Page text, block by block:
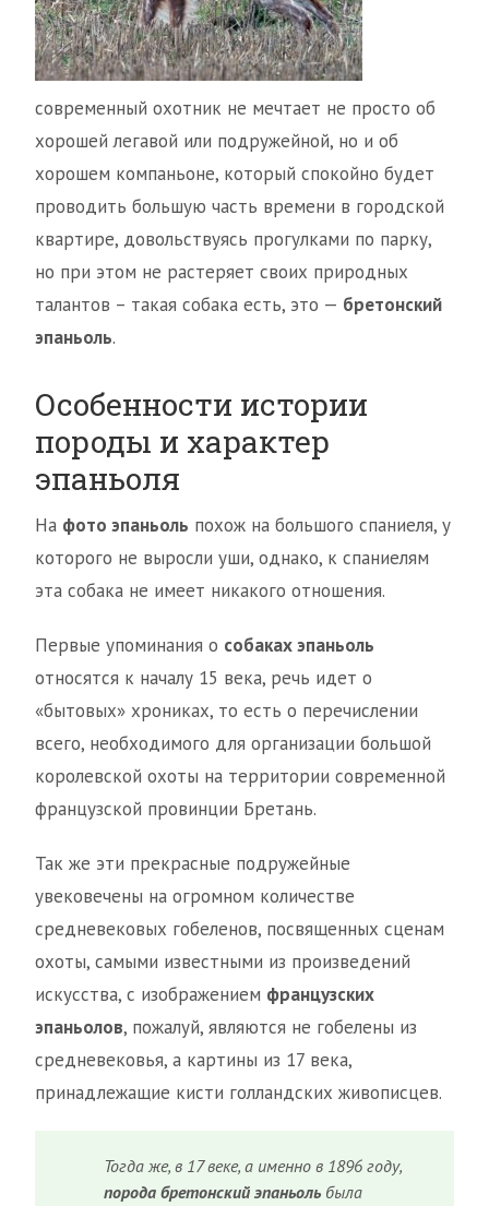
современный охотник не мечтает не просто об
хорошей легавой или подружейной, но и об
хорошем компаньоне, который спокойно будет
проводить большую часть времени в городской
квартире, довольствуясь прогулками по парку,
но при этом не растеряет своих природных
талантов – такая собака есть, это — бретонский
эпаньоль.
Особенности истории
породы и характер
эпаньоля
На фото эпаньоль похож на большого спаниеля, у
которого не выросли уши, однако, к спаниелям
эта собака не имеет никакого отношения.
Первые упоминания о собаках эпаньоль
относятся к началу 15 века, речь идет о
«бытовых» хрониках, то есть о перечислении
всего, необходимого для организации большой
королевской охоты на территории современной
французской провинции Бретань.
Так же эти прекрасные подружейные
увековечены на огромном количестве
средневековых гобеленов, посвященных сценам
охоты, самыми известными из произведений
искусства, с изображением французских
эпаньолов, пожалуй, являются не гобелены из
средневековья, а картины из 17 века,
принадлежащие кисти голландских живописцев.
Тогда же, в 17 веке, а именно в 1896 году,
порода бретонский эпаньоль была